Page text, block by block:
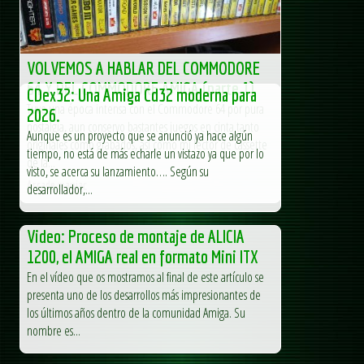
VOLVEMOS A HABLAR DEL COMMODORE
64 Y DEL COMMODORE AMIGA (parte 1)
Tuve una época intensa con el Commodore 64 por pura
nostalgia, aun conservo bastantes juegos en cinta tanto
originales como grabados, así como mi lector de cassette
de la...
Arcade maniac
CDex32: Una Amiga Cd32 moderna para
2026.
Aunque es un proyecto que se anunció ya hace algún
tiempo, no está de más echarle un vistazo ya que por lo
visto, se acerca su lanzamiento…. Según su
desarrollador,...
Video: Proceso de montaje de ALICIA
1200, el AMIGA real en formato Mini ITX
En el vídeo que os mostramos al final de este artículo se
presenta uno de los desarrollos más impresionantes de
los últimos años dentro de la comunidad Amiga. Su
nombre es...